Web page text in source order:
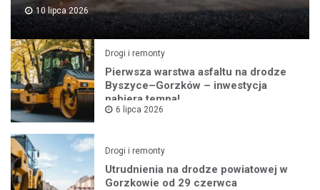
10 lipca 2026
Drogi i remonty
Pierwsza warstwa asfaltu na drodze
Byszyce–Gorzków – inwestycja
nabiera tempa!
6 lipca 2026
Drogi i remonty
Utrudnienia na drodze powiatowej w
Gorzkowie od 29 czerwca